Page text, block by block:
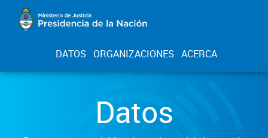
DATOS ORGANIZACIONES ACERCA
Datos